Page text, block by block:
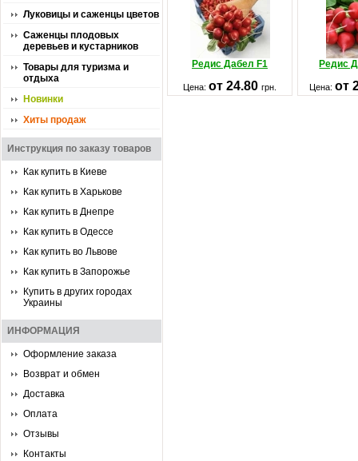
Луковицы и саженцы цветов
Саженцы плодовых
деревьев и кустарников
Товары для туризма и
отдыха
Новинки
Хиты продаж
Инструкция по заказу товаров
Как купить в Киеве
Как купить в Харькове
Как купить в Днепре
Как купить в Одессе
Как купить во Львове
Как купить в Запорожье
Купить в других городах
Украины
ИНФОРМАЦИЯ
Оформление заказа
Возврат и обмен
Доставка
Оплата
Отзывы
Контакты
Редис Дабел F1 Редис
Цена: от 24.80 грн. Цена: от